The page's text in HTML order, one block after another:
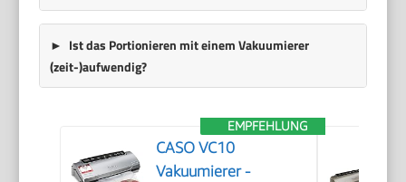
Ist das Portionieren mit einem Vakuumierer
(zeit-)aufwendig?
EMPFEHLUNG
CASO VC10
Vakuumierer -